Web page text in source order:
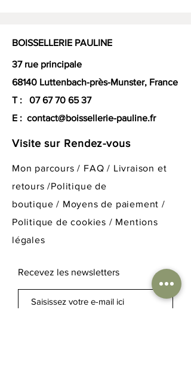
BOISSELLERIE PAULINE
37 rue principale
68140 Luttenbach-près-Munster, France
T : 07 67 70 65 37
E : contact@boissellerie-pauline.fr
Visite sur Rendez-vous
Mon parcours / FAQ / Livraison et
retours /Politique de
boutique/ Moyens de paiement /
Politique de cookies / Mentions
légales
Recevez les newsletters